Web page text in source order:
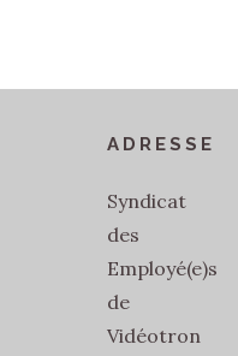
ADRESSE
Syndicat
des
Employé(e)s
de
Vidéotron